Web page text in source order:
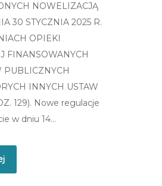
NOWELIZACJĄ
30 STYCZNIA 2025 R.
OPIEKI
FINANSOWANYCH
PUBLICZNYCH
INNYCH USTAW
129). Nowe regulacje
w dniu 14…